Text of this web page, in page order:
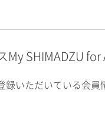
My SHIMADZU
いただいている会員